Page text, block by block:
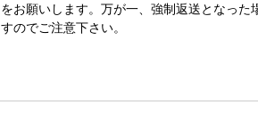
をお願いします。万が一、強制返送となっ
すのでご注意下さい。